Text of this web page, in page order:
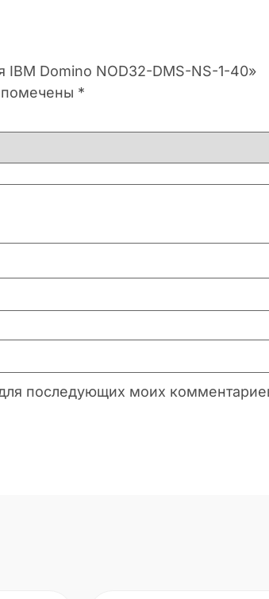
IBM Domino NOD32-DMS-NS-1-40»
помечены *
последующих моих